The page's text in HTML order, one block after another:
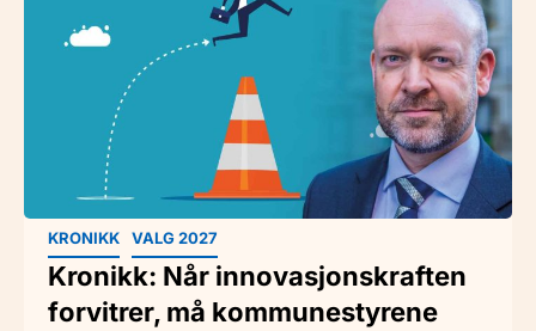
KRONIKK VALG 2027
Kronikk: Når innovasjonskraften
forvitrer, må kommunestyrene